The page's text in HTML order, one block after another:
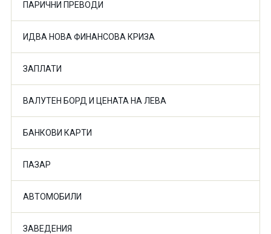
ПАРИЧНИ ПРЕВОДИ
ИДВА НОВА ФИНАНСОВА КРИЗА
ЗАПЛАТИ
ВАЛУТЕН БОРД И ЦЕНАТА НА ЛЕВА
БАНКОВИ КАРТИ
ПАЗАР
АВТОМОБИЛИ
ЗАВЕДЕНИЯ